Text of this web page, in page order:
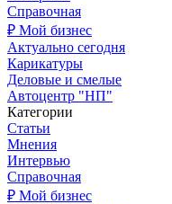
Справочная
₽ Мой бизнес
Актуально сегодня
Карикатуры
Деловые и смелые
Автоцентр "НП"
Категории
Статьи
Мнения
Интервью
Справочная
₽ Мой бизнес